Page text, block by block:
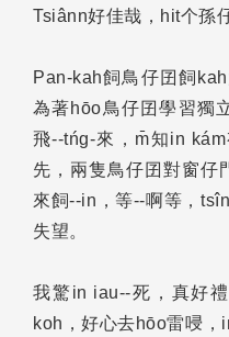
Tsiânn好佳哉，hit个孫
Pan-kah飼鳥仔囝飼
為著hōo鳥仔囝學習獨
飛--tńg-來，m̄知in
先，兩隻鳥仔囝對窗仔
來飼--in，等--啊等，
失望。
我驚in iau--死，真好
koh，好心去hōo雷唚